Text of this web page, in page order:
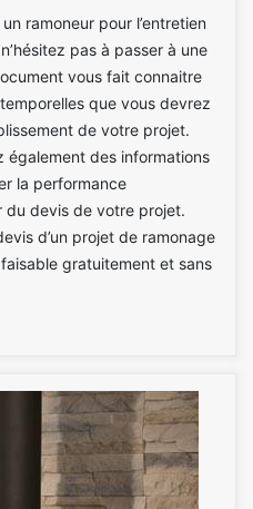
ramoneur pour l’entretien
pas à passer à une
vous fait connaitre
que vous devrez
de votre projet.
également des informations
la performance
du devis de votre projet.
d’un projet de ramonage
gratuitement et sans